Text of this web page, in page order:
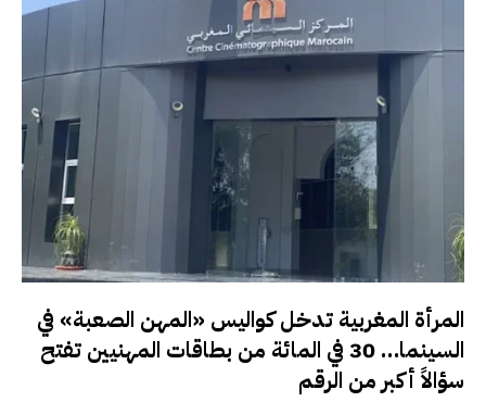
المرأة المغربية تدخل كواليس «المهن الصعبة» في
السينما… 30 في المائة من بطاقات المهنيين تفتح
سؤالاً أكبر من الرقم